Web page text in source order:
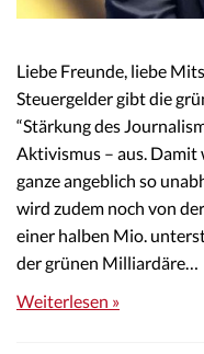
Liebe Freunde, liebe
Steuergelder gibt die
“Stärkung des
Aktivismus – aus.
ganze angeblich so
wird zudem noch von
einer halben Mio.
der grünen Milliardäre…
Weiterlesen »